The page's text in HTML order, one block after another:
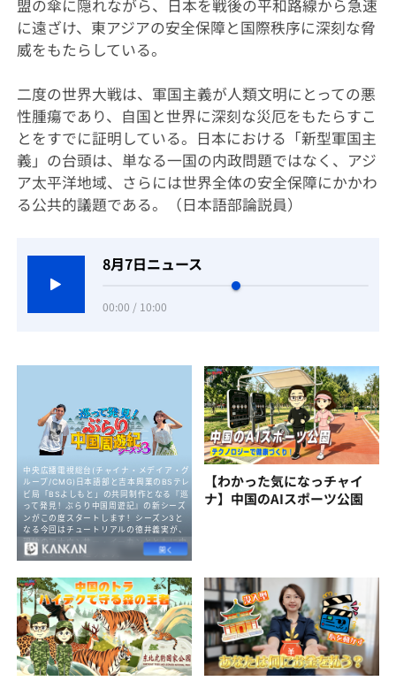
盟の傘に隠れながら、日本を戦後の平和路線から急速
に遠ざけ、東アジアの安全保障と国際秩序に深刻な脅
威をもたらしている。
二度の世界大戦は、軍国主義が人類文明にとっての悪
性腫瘍であり、自国と世界に深刻な災厄をもたらすこ
とをすでに証明している。日本における「新型軍国主
義」の台頭は、単なる一国の内政問題ではなく、アジ
ア太平洋地域、さらには世界全体の安全保障にかかわ
る公共的議題である。（日本語部論説員）
8月7日ニュース
00:00 / 10:00
【わかった気になっチャイ
ナ】中国のAIスポーツ公園